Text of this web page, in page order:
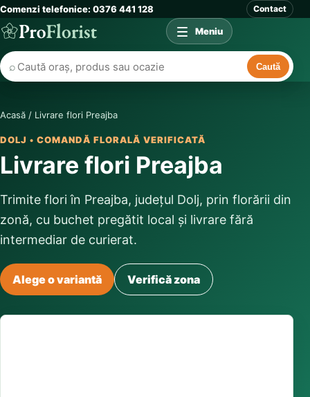
Comenzi telefonice: 0376 441 128 Contact
⌕ Caută
Meniu
Acasă / Livrare flori Preajba
DOLJ • COMANDĂ FLORALĂ VERIFICATĂ
Livrare flori Preajba
Trimite flori în Preajba, județul Dolj, prin florării din
zonă, cu buchet pregătit local și livrare fără
intermediar de curierat.
Alege o variantă Verifică zona